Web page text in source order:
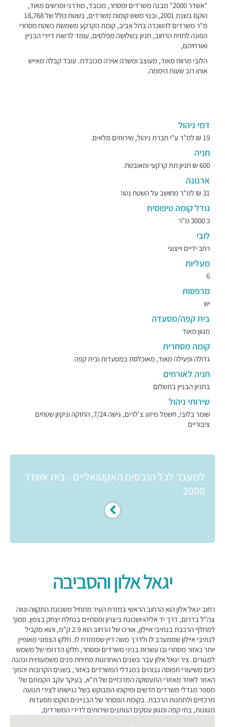
"אשדר 2000" מבנה משרדים ומסחר, מכובד, מודרני ומרשים מאוד,
הוקם בשנת 2001, ובנוי משש קומות משרדים, בשטח כולל של 18,768
מ"ר משרדים להשכרה בתל אביב, קומת הקרקע משמשת כשטח מסחרי
הפונה לחזית הרחוב, חניון בשלושה מפלסים, עומד לרשות דיירי הבניין
ואורחיהם,
הלובי מרווח מאוד, מעוצב ומשרה אוירה מכובדת. עובד קבלה מאייש
אותו רוב שעות היממה.
דמי ניהול
19 ₪ למ"ר ע"י חברת ניהול, שירותים מלאים.
חניה
600 ₪ חניון תת קרקעי ומאובטח.
ארנונה
31 ₪ למ"ר מחושב על השטח נטו!
גודל קומה טיפוסית
כ 3000 מ"ר
לובי
רחב ידיים וייצוגי
מעליות
6
מרפסות
יש
בית קפה/מסעדה
מגוון מאוד
קומה מסחרית
גדולה ופעילה מאוד, מאוכלסת במסעדות ובית קפה
חניה לאורחים
בחניון הבניין בתשלום
שירותי ניהול
שומר בלובי, חשמל מיזוג צ'לרים, גישה 7/24, החזקה וניקיון שטחים
ציבוריים
למעבר לכל הנכסים האקטואליים - בית אשדר
2000
יגאל אלון והסביבה
רחוב יגאל אלון הוא הרחוב הראשי במזרח העיר מתחיל משכונת התקווה ונווה
צה"ל בדרום, דרך יד אליהו ושכונת ביצרון ומסתיים בנחלת יצחק בצפון. סמוך
למחלף הרכבת בנתיבי איילון, אורכו של הרחוב הוא 2.9 ק"מ, והוא מקביל
לנתיבי איילון שממערב לו ולדרך משה דיין שממזרח לו. חלקו הצפוני מאופיין
יותר כאזור מסחרי ובו עשרות בניני משרדים ומסחר, חלקו הדרומי של משמש
למגורים. ציר יגאל אלון עבר בשנים האחרונות מתיחת פנים משמעותית ונהנה
כיום משיעורי תפוסה גבוהים במגדלי המשרדים באזור, בשנים הקרובות יהפוך
האזור לאחד מאזורי התעסוקה המרכזיים של ת"א, בעיקר עקב הקמתם של
מספר מגדלי משרדים חדשים ומיקומו המבוקש בשל נגישותו לצירי תנועה
מרכזיים ולתחנות הרכבת. בקומת המסחר של הבניינים הוקמו מסעדות
מגוונות, בתי קפה ומגוון עסקים הנותנים שירותים לדירי המשרדים,